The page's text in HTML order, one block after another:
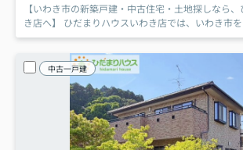
【いわき市の新築戸建・中古住宅・土地探しなら
き店へ】 ひだまりハウスいわき店では、いわき市
中古一戸建